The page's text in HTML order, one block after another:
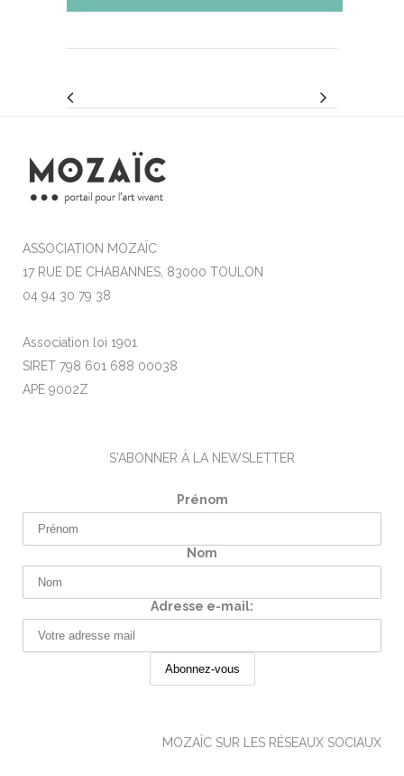
ASSOCIATION MOZAÏC
17 RUE DE CHABANNES, 83000 TOULON
04 94 30 79 38
Association loi 1901
SIRET 798 601 688 00038
APE 9002Z
S'ABONNER À LA NEWSLETTER
Prénom
Nom
Adresse e-mail:
MOZAÏC SUR LES RÉSEAUX SOCIAUX